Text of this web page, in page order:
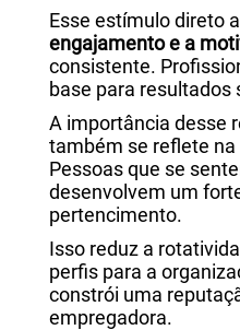
Esse estímulo direto
engajamento e a
consistente.
base para resultados
A importância desse
também se reflete
Pessoas que se
desenvolvem um
pertencimento.
Isso reduz a
perfis para a
constrói uma
empregadora.